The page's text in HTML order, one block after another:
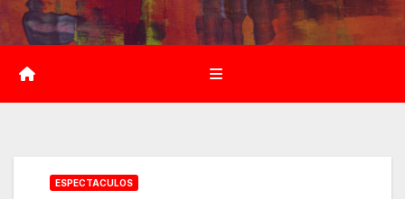
Saltar
al
contenido
ESPECTACULOS